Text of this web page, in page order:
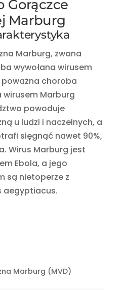
Gorączce
Marburg
Marburg, zwana
wywołana wirusem
choroba
wirusem Marburg
powoduje
u ludzi i naczelnych, a
sięgnąć nawet 90%,
Wirus Marburg jest
Ebola, a jego
są nietoperze z
aegyptiacus.
Marburg (MVD)